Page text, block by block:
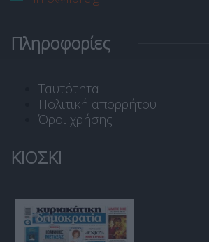
Πληροφορίες
Ταυτότητα
Πολιτική απορρήτου
Όροι χρήσης
ΚΙΟΣΚΙ